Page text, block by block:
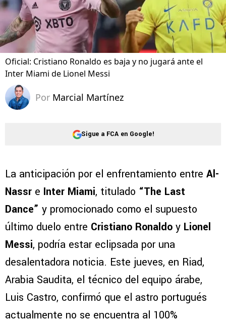
Oficial: Cristiano Ronaldo es baja y no jugará ante el
Inter Miami de Lionel Messi
Por Marcial Martínez
Sigue a FCA en Google!
La anticipación por el enfrentamiento entre Al-
Nassr e Inter Miami, titulado “The Last
Dance” y promocionado como el supuesto
último duelo entre Cristiano Ronaldo y Lionel
Messi, podría estar eclipsada por una
desalentadora noticia. Este jueves, en Riad,
Arabia Saudita, el técnico del equipo árabe,
Luis Castro, confirmó que el astro portugués
actualmente no se encuentra al 100%